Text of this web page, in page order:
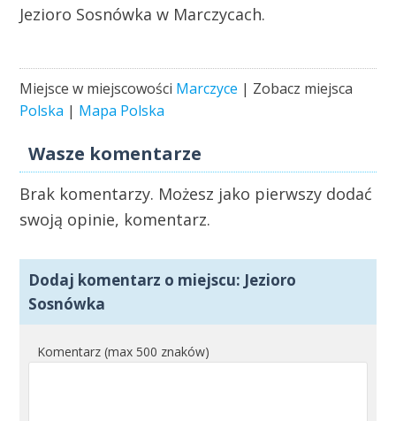
Jezioro Sosnówka w Marczycach.
Miejsce w miejscowości Marczyce | Zobacz miejsca
Polska | Mapa Polska
Wasze komentarze
Brak komentarzy. Możesz jako pierwszy dodać
swoją opinie, komentarz.
Dodaj komentarz o miejscu: Jezioro
Sosnówka
Komentarz (max 500 znaków)